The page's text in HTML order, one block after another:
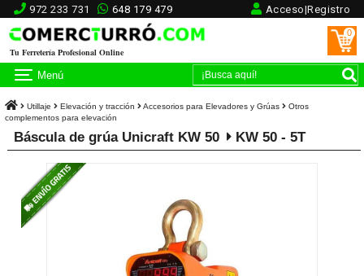
972 233 731 648 179 479 Acceso|Registro
Tu Ferretería Profesional Online
0
Menú
Utillaje Elevación y tracción Accesorios para Elevadores y Grúas
Otros
complementos para elevación
Báscula de grúa Unicraft KW 50 KW 50 - 5T